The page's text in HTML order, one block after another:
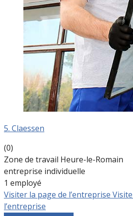
5. Claessen
(0)
Zone de travail Heure-le-Romain
entreprise individuelle
1 employé
Visiter la page de l’entreprise
l’entreprise